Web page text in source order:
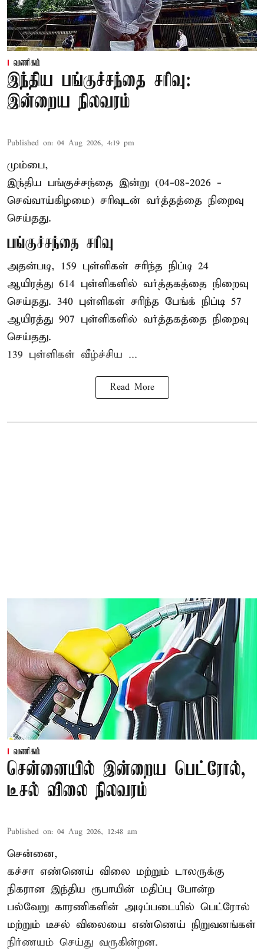
வணிகம்
இந்திய பங்குச்சந்தை சரிவு:
இன்றைய நிலவரம்
Published on: 04 Aug 2026, 4:19 pm
மும்பை,
இந்திய பங்குச்சந்தை இன்று (04-08-2026 -
செவ்வாய்கிழமை) சரிவுடன் வர்த்தத்தை நிறைவு
செய்தது.
பங்குச்சந்தை சரிவு
அதன்படி, 159 புள்ளிகள் சரிந்த நிப்டி 24
ஆயிரத்து 614 புள்ளிகளில் வர்த்தகத்தை நிறைவு
செய்தது. 340 புள்ளிகள் சரிந்த பேங்க் நிப்டி 57
ஆயிரத்து 907 புள்ளிகளில் வர்த்தகத்தை நிறைவு
செய்தது.
139 புள்ளிகள் வீழ்ச்சிய ...
Read More
வணிகம்
சென்னையில் இன்றைய பெட்ரோல்,
டீசல் விலை நிலவரம்
Published on: 04 Aug 2026, 12:48 am
சென்னை,
கச்சா எண்ணெய் விலை மற்றும் டாலருக்கு
நிகரான இந்திய ரூபாயின் மதிப்பு போன்ற
பல்வேறு காரணிகளின் அடிப்படையில் பெட்ரோல்
மற்றும் டீசல் விலையை எண்ணெய் நிறுவனங்கள்
நிர்ணயம் செய்து வருகின்றன.